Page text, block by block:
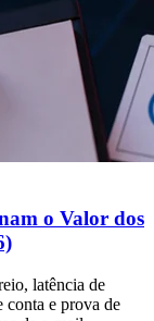
o Valor dos
latência de
conta e prova de